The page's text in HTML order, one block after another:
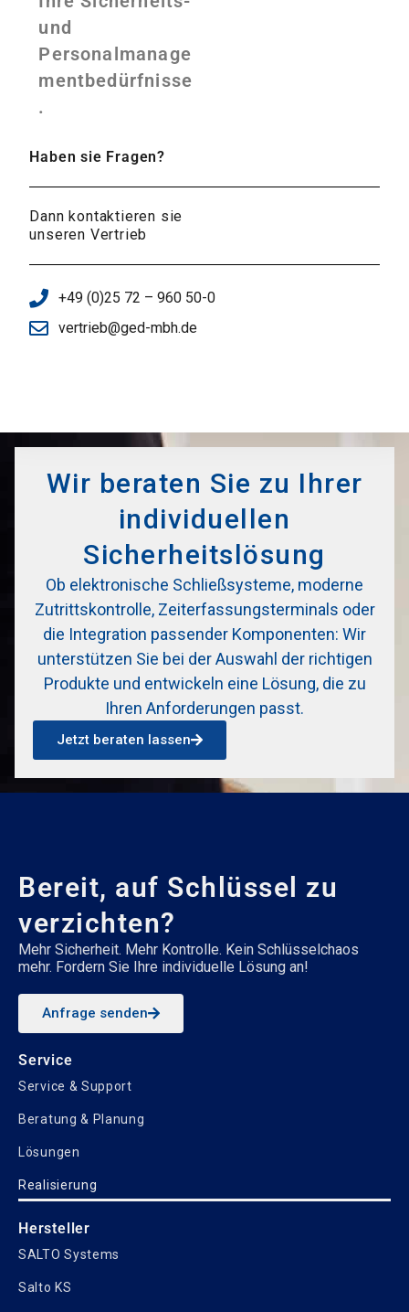
und
Personalmanage
mentbedürfnisse
.
Haben sie Fragen?
Dann kontaktieren sie
unseren Vertrieb
+49 (0)25 72 – 960 50-0
vertrieb@ged-mbh.de
Wir beraten Sie zu Ihrer
individuellen
Sicherheitslösung
Ob elektronische Schließsysteme, moderne
Zutrittskontrolle, Zeiterfassungsterminals oder
die Integration passender Komponenten: Wir
unterstützen Sie bei der Auswahl der richtigen
Produkte und entwickeln eine Lösung, die zu
Ihren Anforderungen passt.
Jetzt beraten lassen
Bereit, auf Schlüssel zu
verzichten?
Mehr Sicherheit. Mehr Kontrolle. Kein Schlüsselchaos
mehr. Fordern Sie Ihre individuelle Lösung an!
Anfrage senden
Service
Service & Support
Beratung & Planung
Lösungen
Realisierung
Hersteller
SALTO Systems
Salto KS